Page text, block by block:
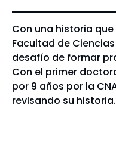
Con una historia
Facultad de
desafío de formar
Con el primer
por 9 años por la
revisando su historia.